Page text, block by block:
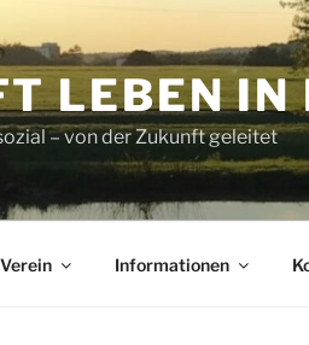
LEBEN IN
– von der Zukunft geleitet
Verein Informationen